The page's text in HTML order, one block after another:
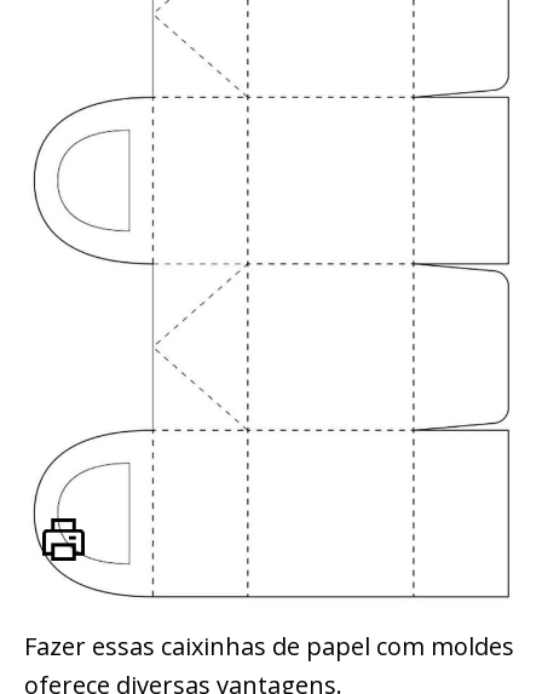
Fazer essas caixinhas de papel com moldes
oferece diversas vantagens.